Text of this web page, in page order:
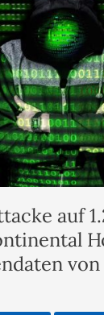
auf
von